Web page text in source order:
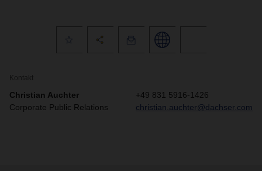
Kontakt
Christian Auchter
Corporate Public Relations
+49 831 5916-1426
christian.auchter@dachser.com